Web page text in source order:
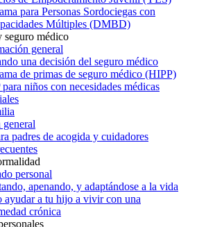
para Personas Sordociegas con
Múltiples (DMBD)
seguro médico
general
una decisión del seguro médico
de primas de seguro médico (HIPP)
niños con necesidades médicas
padres de acogida y cuidadores
personal
apenando, y adaptándose a la vida
ayudar a tu hijo a vivir con una
crónica